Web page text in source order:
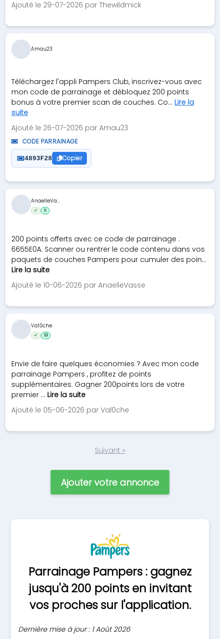
Ajouté le 29-07-2026 par Thewildmick
Téléchargez l'appli Pampers Club, inscrivez-vous avec
mon code de parrainage et débloquez 200 points
bonus à votre premier scan de couches. Co... Lire la
suite
Ajouté le 26-07-2026 par Amau23
CODE PARRAINAGE
4893F28 Copier
Amau23
200 points offerts avec ce code de parrainage :
6655E0A. Scanner ou rentrer le code contenu dans vos
paquets de couches Pampers pour cumuler des poin...
Lire la suite
Ajouté le 10-06-2026 par AnaelleVasse
AnaelleVa...
✓ 11
Envie de faire quelques économies ? Avec mon code
parrainage Pampers , profitez de points
supplémentaires. Gagner 200points lors de votre
premier ... Lire la suite
Ajouté le 05-06-2026 par Val0che
Val0che
✓ 19
Suivant »
Ajouter votre annonce
Parrainage Pampers : gagnez
jusqu'à 200 points en invitant
vos proches sur l'application.
Dernière mise à jour : 1 Août 2026